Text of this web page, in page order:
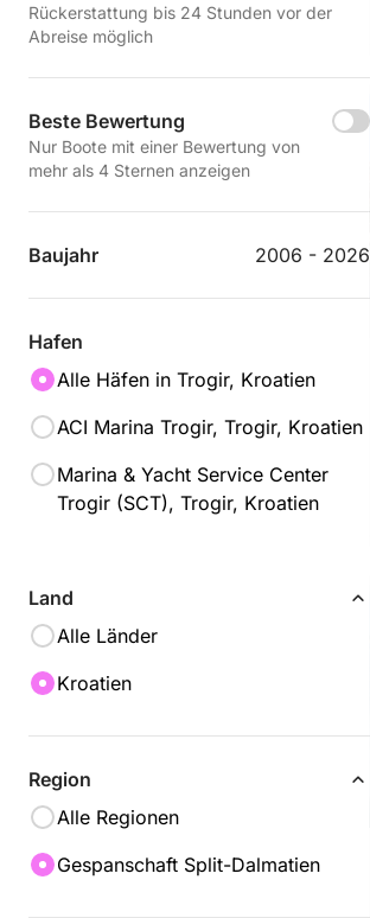
Rückerstattung bis 24 Stunden vor der
Abreise möglich
Beste Bewertung
Nur Boote mit einer Bewertung von
mehr als 4 Sternen anzeigen
Baujahr 2006 - 2026
Hafen
Alle Häfen in Trogir, Kroatien
ACI Marina Trogir, Trogir, Kroatien
Marina & Yacht Service Center
Trogir (SCT), Trogir, Kroatien
Land
Alle Länder
Kroatien
Region
Alle Regionen
Gespanschaft Split-Dalmatien